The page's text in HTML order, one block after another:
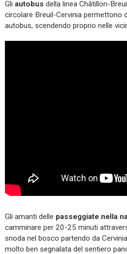
Gli autobus della linea Châtillon-
circolare Breuil-Cervinia permettono
autobus, scendendo proprio nelle
Gli amanti delle passeggiate nella
camminare per 20-25 minuti
snoda nel bosco partendo da
molto ben segnalata del sentiero